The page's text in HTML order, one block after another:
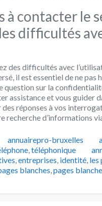
à contacter le
difficultés
des difficultés avec
il est essentiel de ne
question sur la
assistance et vous guider
réponses à vos
recherche d’informations
Auteur
annuairepro-bruxelles
,téléphonique
,entreprises, identité, les
blanches,pages